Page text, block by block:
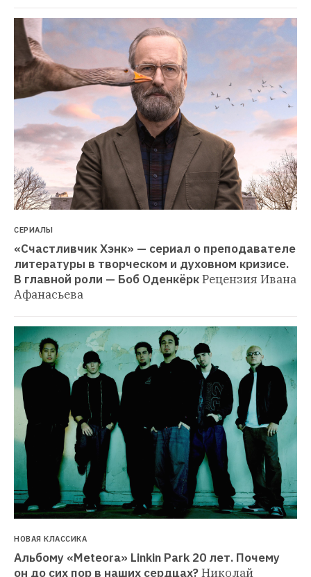
СЕРИАЛЫ
«Счастливчик Хэнк» — сериал о преподавателе
литературы в творческом и духовном кризисе.
В главной роли — Боб ОденкёркРецензия Ивана
Афанасьева
НОВАЯ КЛАССИКА
Альбому «Meteora» Linkin Park 20 лет. Почему
он до сих пор в наших сердцах?Николай